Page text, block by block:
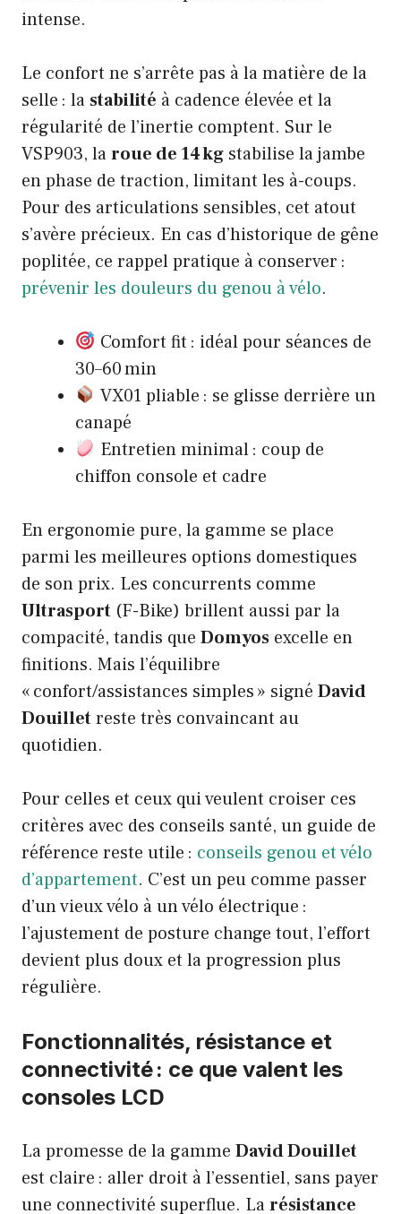
intense.
Le confort ne s’arrête pas à la matière de la
selle : la stabilité à cadence élevée et la
régularité de l’inertie comptent. Sur le
VSP903, laroue de 14 kg stabilise la jambe
en phase de traction, limitant les à-coups.
Pour des articulations sensibles, cet atout
s’avère précieux. En cas d’historique de gêne
poplitée, ce rappel pratique à conserver :
prévenir les douleurs du genou à vélo.
Comfort fit : idéal pour séances de
30–60 min
VX01 pliable : se glisse derrière un
canapé
Entretien minimal : coup de
chiffon console et cadre
En ergonomie pure, la gamme se place
parmi les meilleures options domestiques
de son prix. Les concurrents comme
Ultrasport (F-Bike) brillent aussi par la
compacité, tandis que Domyos excelle en
finitions. Mais l’équilibre
« confort/assistances simples » signé David
Douilletreste très convaincant au
quotidien.
Pour celles et ceux qui veulent croiser ces
critères avec des conseils santé, un guide de
référence reste utile : conseils genou et vélo
d’appartement. C’est un peu comme passer
d’un vieux vélo à un vélo électrique :
l’ajustement de posture change tout, l’effort
devient plus doux et la progression plus
régulière.
Fonctionnalités, résistance et
connectivité : ce que valent les
consoles LCD
La promesse de la gamme David Douillet
est claire : aller droit à l’essentiel, sans payer
une connectivité superflue. Larésistance